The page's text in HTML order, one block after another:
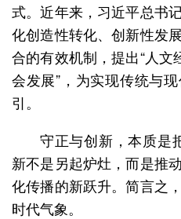
式。近年来，习近平总书
化创造性转化、创新性发
合的有效机制，提出“人文
会发展”，为实现传统与
引。
守正与创新，本质是
新不是另起炉灶，而是推
化传播的新跃升。简言之
时代气象。